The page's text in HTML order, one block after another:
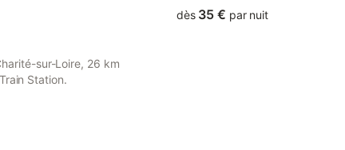
sur-Loire, 26 km
Station.
dès 35 € par nuit